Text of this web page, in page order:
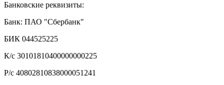
Банковские реквизиты:
Банк: ПАО "Сбербанк"
БИК 044525225
К/с 30101810400000000225
Р/с 40802810838000051241